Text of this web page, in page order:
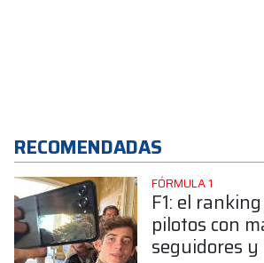
RECOMENDADAS
FÓRMULA 1
F1: el
pilotos con
seguidores y